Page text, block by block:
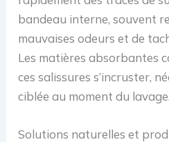
bandeau interne, souvent
mauvaises odeurs et de
Les matières absorbantes
ces salissures s’incruster,
ciblée au moment du lavage.
Solutions naturelles et